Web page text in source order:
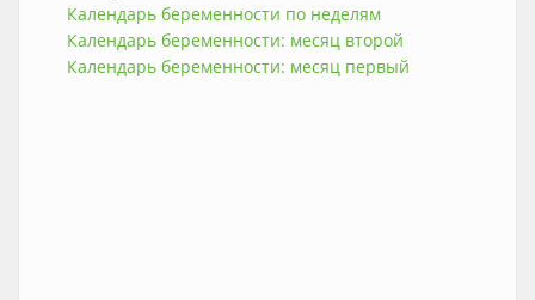
Календарь беременности по неделям
Календарь беременности: месяц второй
Календарь беременности: месяц первый